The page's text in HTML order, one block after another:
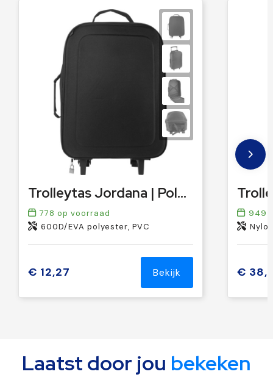
Trolleytas Jordana | Polyester 600D | Opvouwbaar | 20 l
778 op voorraad
600D/EVA polyester, PVC
€ 12,27 Bekijk
949
€
Laatst door jou bekeken